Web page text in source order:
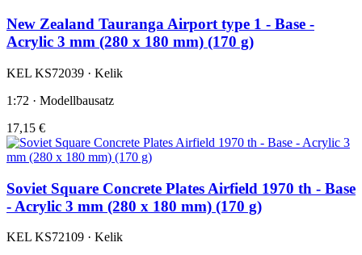
New Zealand Tauranga Airport type 1 - Base -
Acrylic 3 mm (280 x 180 mm) (170 g)
KEL KS72039 · Kelik
1:72 · Modellbausatz
17,15 €
Soviet Square Concrete Plates Airfield 1970 th - Base
- Acrylic 3 mm (280 x 180 mm) (170 g)
KEL KS72109 · Kelik